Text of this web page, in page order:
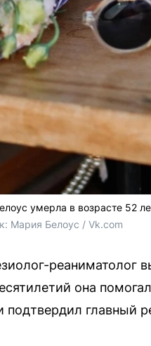
умерла в возрасте 52
Мария Белоус / Vk.com
реаниматолог
она
подтвердил главный